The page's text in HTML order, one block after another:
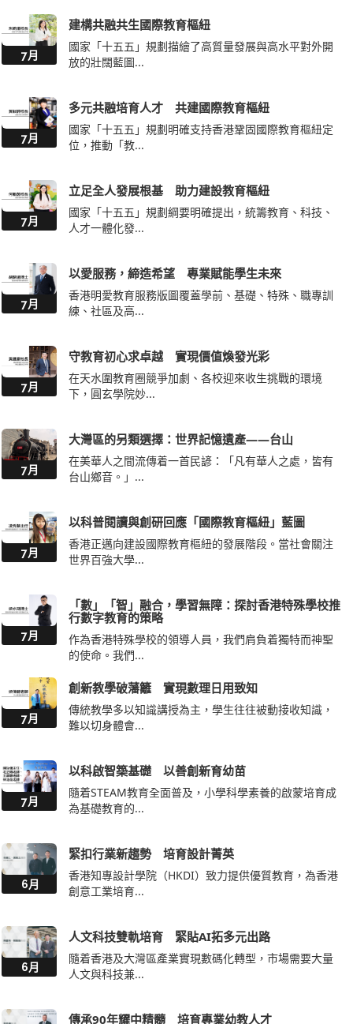
7月
建構共融共生國際教育樞紐
國家「十五五」規劃描繪了高質量發展與高水平對外開
放的壯闊藍圖...
7月
多元共融培育人才 共建國際教育樞紐
國家「十五五」規劃明確支持香港鞏固國際教育樞紐定
位，推動「教...
7月
立足全人發展根基 助力建設教育樞紐
國家「十五五」規劃綱要明確提出，統籌教育、科技、
人才一體化發...
7月
以愛服務，締造希望 專業賦能學生未來
香港明愛教育服務版圖覆蓋學前、基礎、特殊、職專訓
練、社區及高...
7月
守教育初心求卓越 實現價值煥發光彩
在天水圍教育圈競爭加劇、各校迎來收生挑戰的環境
下，圓玄學院妙...
7月
大灣區的另類選擇：世界記憶遺產——台山
在美華人之間流傳着一首民諺：「凡有華人之處，皆有
台山鄉音。」...
7月
以科普閱讀與創研回應「國際教育樞紐」藍圖
香港正邁向建設國際教育樞紐的發展階段。當社會關注
世界百強大學...
7月
「數」「智」融合，學習無障：探討香港特殊學校推
行數字教育的策略
作為香港特殊學校的領導人員，我們肩負着獨特而神聖
的使命。我們...
7月
創新教學破藩籬 實現數理日用致知
傳統教學多以知識講授為主，學生往往被動接收知識，
難以切身體會...
7月
以科啟智築基礎 以善創新育幼苗
隨着STEAM教育全面普及，小學科學素養的啟蒙培育成
為基礎教育的...
6月
緊扣行業新趨勢 培育設計菁英
香港知專設計學院（HKDI）致力提供優質教育，為香港
創意工業培育...
6月
人文科技雙軌培育 緊貼AI拓多元出路
隨着香港及大灣區產業實現數碼化轉型，市場需要大量
人文與科技兼...
傳承90年耀中精髓 培育專業幼教人才